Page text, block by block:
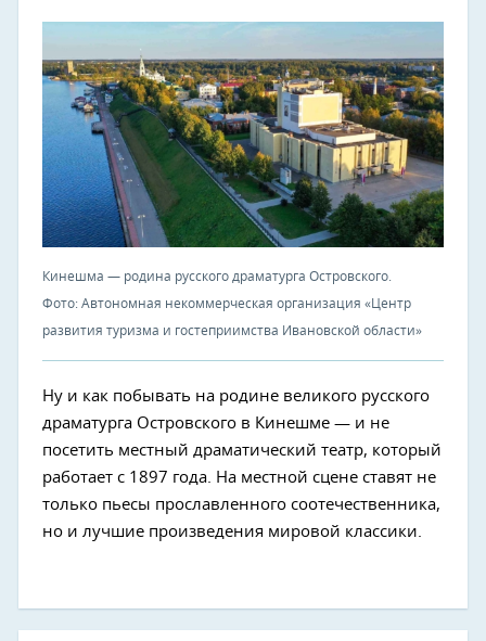
Кинешма — родина русского драматурга Островского.
Фото: Автономная некоммерческая организация «Центр
развития туризма и гостеприимства Ивановской области»
Ну и как побывать на родине великого русского
драматурга Островского в Кинешме — и не
посетить местный драматический театр, который
работает с 1897 года. На местной сцене ставят не
только пьесы прославленного соотечественника,
но и лучшие произведения мировой классики.